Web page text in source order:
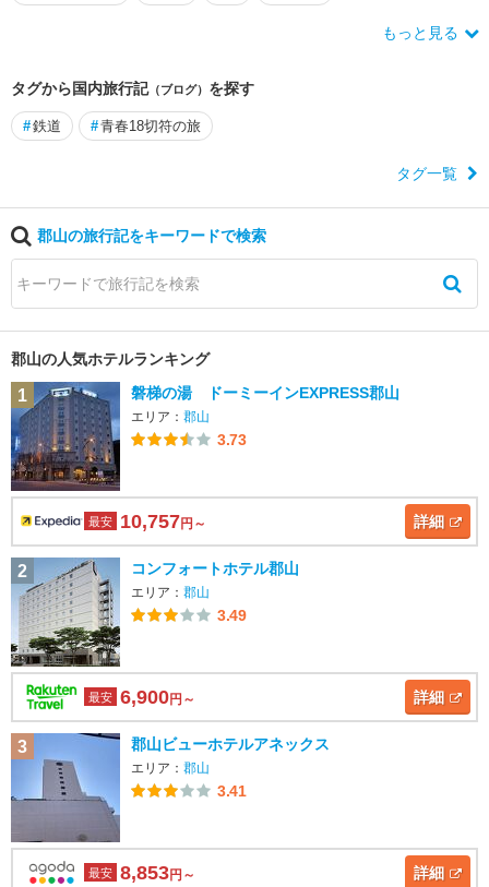
もっと見る
タグから国内旅行記（ブログ） を探す
#鉄道 #青春18切符の旅
タグ一覧
郡山の旅行記をキーワードで検索
郡山の人気ホテルランキング
1 磐梯の湯 ドーミーインEXPRESS郡山
エリア： 郡山
3.73
最安 10,757円～ 詳細
2 コンフォートホテル郡山
エリア： 郡山
3.49
最安 6,900円～ 詳細
3 郡山ビューホテルアネックス
エリア： 郡山
3.41
最安 8,853円～ 詳細